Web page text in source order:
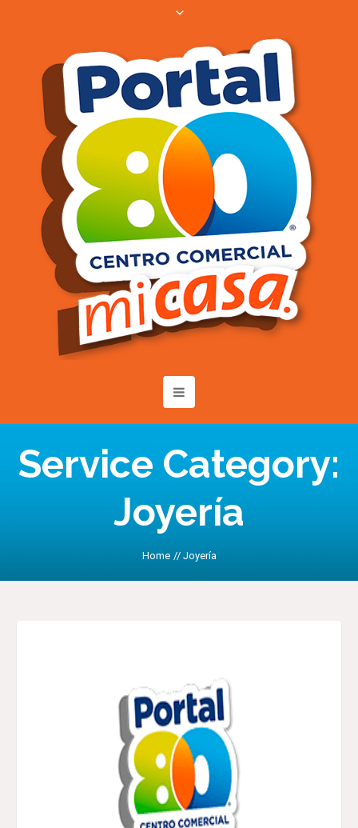
Service Category:
Joyería
Home // Joyería